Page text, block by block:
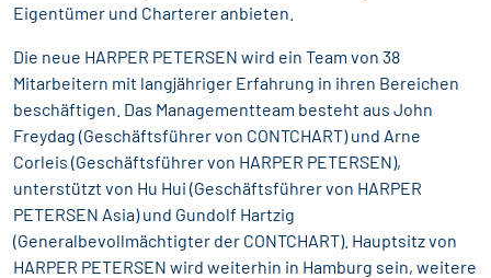
Eigentümer und Charterer anbieten.
Die neue HARPER PETERSEN wird ein Team von 38
Mitarbeitern mit langjähriger Erfahrung in ihren Bereichen
beschäftigen. Das Managementteam besteht aus John
Freydag (Geschäftsführer von CONTCHART) und Arne
Corleis (Geschäftsführer von HARPER PETERSEN),
unterstützt von Hu Hui (Geschäftsführer von HARPER
PETERSEN Asia) und Gundolf Hartzig
(Generalbevollmächtigter der CONTCHART). Hauptsitz von
HARPER PETERSEN wird weiterhin in Hamburg sein, weitere